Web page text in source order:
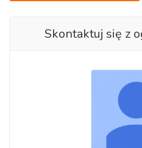
- umowę holenderską na
- ubezpieczenie (€35.58
- bezpłatny transport do pracy*
- dodatek dla kierowców (€10
- stawkę godzinową
dodatki, tygodniówki po
- dodatki do wynagrodzenia:
Skontaktuj się z